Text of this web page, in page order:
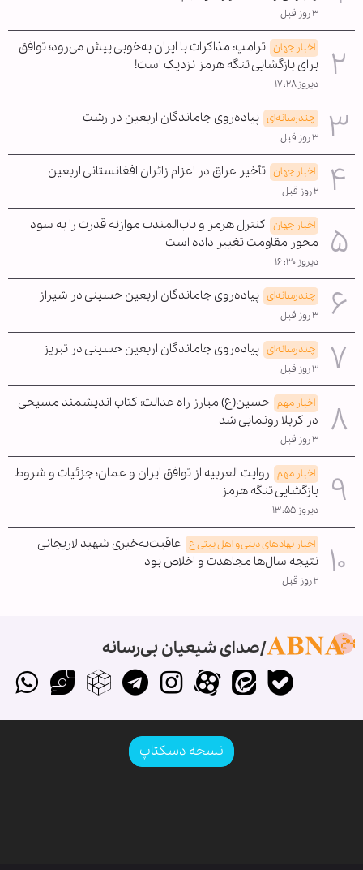
۳ روز قبل
اخبار جهان ترامپ: مذاکرات با ایران به‌خوبی پیش می‌رود؛ توافق
برای بازگشایی تنگه هرمز نزدیک است!
دیروز ۱۷:۲۸
چندرسانه‌ای پیاده‌روی جاماندگان اربعین در رشت
۳ روز قبل
اخبار جهان تأخیر عراق در اعزام زائران افغانستانی اربعین
۲ روز قبل
اخبار جهان کنترل هرمز و باب‌المندب موازنه قدرت را به سود
محور مقاومت تغییر داده است
دیروز ۱۶:۳۰
چندرسانه‌ای پیاده‌روی جاماندگان اربعین حسینی در شیراز
۳ روز قبل
چندرسانه‌ای پیاده‌روی جاماندگان اربعین حسینی در تبریز
۳ روز قبل
اخبار مهم حسین(ع) مبارز راه عدالت؛ کتاب اندیشمند مسیحی
در کربلا رونمایی شد
۳ روز قبل
اخبار مهم روایت العربیه از توافق ایران و عمان؛ جزئیات و شروط
بازگشایی تنگه هرمز
دیروز ۱۳:۵۵
اخبار نهادهای دینی و اهل بیتی ع عاقبت‌به‌خیری شهید لاریجانی
نتیجه سال‌ها مجاهدت و اخلاص بود
۲ روز قبل
صدای شیعیان بی‌رسانه
نسخه دسکتاپ